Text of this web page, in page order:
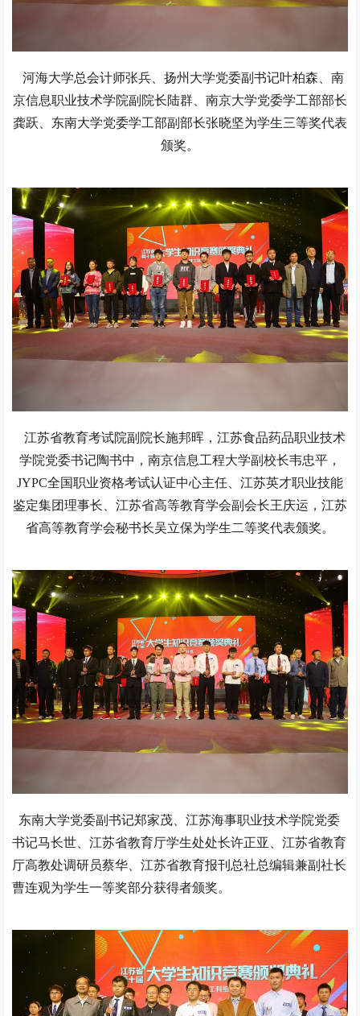
河海大学总会计师张兵、扬州大学党委副书记叶柏森、南
京信息职业技术学院副院长陆群、南京大学党委学工部部长
龚跃、东南大学党委学工部副部长张晓坚为学生三等奖代表
颁奖。
江苏省教育考试院副院长施邦晖，江苏食品药品职业技术
学院党委书记陶书中，南京信息工程大学副校长韦忠平，
JYPC全国职业资格考试认证中心主任、江苏英才职业技能
鉴定集团理事长、江苏省高等教育学会副会长王庆运，江苏
省高等教育学会秘书长吴立保为学生二等奖代表颁奖。
东南大学党委副书记郑家茂、江苏海事职业技术学院党委
书记马长世、江苏省教育厅学生处处长许正亚、江苏省教育
厅高教处调研员蔡华、江苏省教育报刊总社总编辑兼副社长
曹连观为学生一等奖部分获得者颁奖。